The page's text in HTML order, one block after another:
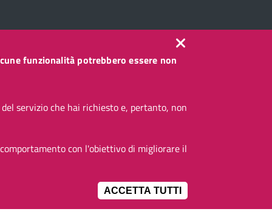
funzionalità potrebbero essere non
servizio che hai richiesto e, pertanto, non
con l'obiettivo di migliorare il
ACCETTA TUTTI